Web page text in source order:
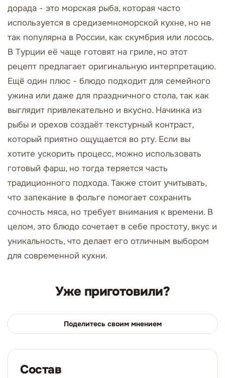
дорада - это морская рыба, которая часто
используется в средиземноморской кухне, но не
так популярна в России, как скумбрия или лосось.
В Турции её чаще готовят на гриле, но этот
рецепт предлагает оригинальную интерпретацию.
Ещё один плюс - блюдо подходит для семейного
ужина или даже для праздничного стола, так как
выглядит привлекательно и вкусно. Начинка из
рыбы и орехов создаёт текстурный контраст,
который приятно ощущается во рту. Если вы
хотите ускорить процесс, можно использовать
готовый фарш, но тогда теряется часть
традиционного подхода. Также стоит учитывать,
что запекание в фольге помогает сохранить
сочность мяса, но требует внимания к времени. В
целом, это блюдо сочетает в себе простоту, вкус и
уникальность, что делает его отличным выбором
для современной кухни.
Уже приготовили?
Поделитесь своим мнением
Состав